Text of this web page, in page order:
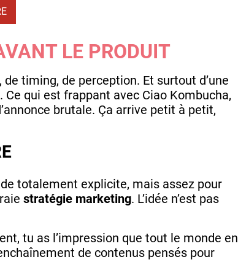
LE PRODUIT
de timing, de perception. Et surtout d’une
qui est frappant avec Ciao Kombucha,
brutale. Ça arrive petit à petit,
totalement explicite, mais assez pour
stratégie marketing. L’idée n’est pas
tu as l’impression que tout le monde en
de contenus pensés pour